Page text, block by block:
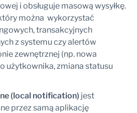
i obsługuje masową wysyłkę.
można wykorzystać
transakcyjnych
z systemu czy alertów
zewnętrznej (np. nowa
użytkownika, zmiana statusu
(local notification) jest
przez samą aplikację